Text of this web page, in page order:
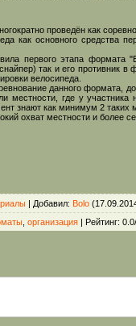
проведён как
как основного средства
первого этапа формата
так и его
велосипеда.
данного формата,
местности, где у
знают как минимум 2 таких
охват местности и более
| Добавил: Bolo
организация | Рейтинг: 0.0/